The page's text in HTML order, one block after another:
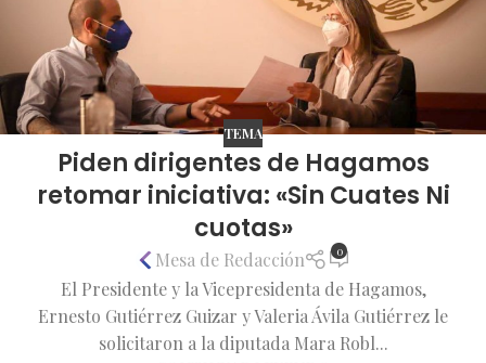
TEMA
Piden dirigentes de Hagamos
retomar iniciativa: «Sin Cuates Ni
cuotas»
Mesa de Redacción 0
El Presidente y la Vicepresidenta de Hagamos,
Ernesto Gutiérrez Guizar y Valeria Ávila Gutiérrez le
solicitaron a la diputada Mara Robl...